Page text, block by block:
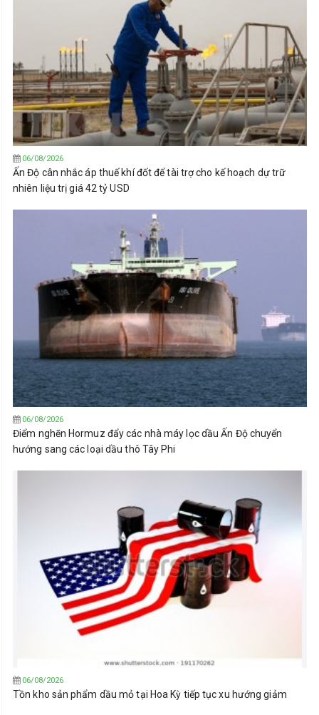
06/08/2026
Ấn Độ cân nhắc áp thuế khí đốt để tài trợ cho kế hoạch dự trữ
nhiên liệu trị giá 42 tỷ USD
06/08/2026
Điểm nghẽn Hormuz đẩy các nhà máy lọc dầu Ấn Độ chuyển
hướng sang các loại dầu thô Tây Phi
06/08/2026
Tồn kho sản phẩm dầu mỏ tại Hoa Kỳ tiếp tục xu hướng giảm